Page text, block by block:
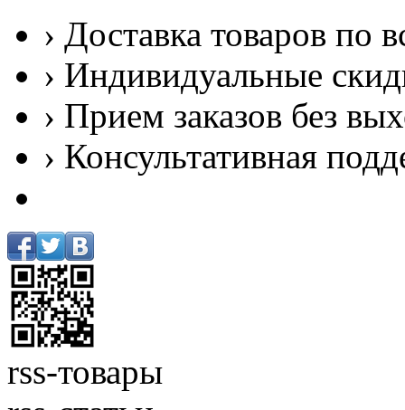
› Доставка товаров по
› Индивидуальные
› Прием заказов без
› Консультативная
rss-товары